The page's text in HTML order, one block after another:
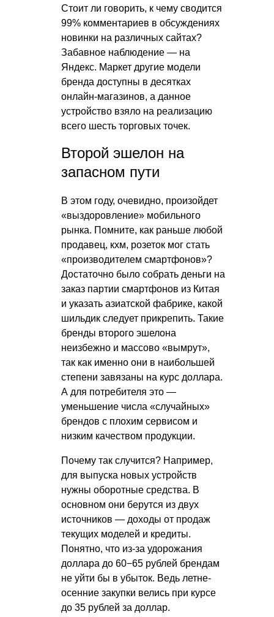
Стоит ли говорить, к чему сводится
99% комментариев в обсуждениях
новинки на различных сайтах?
Забавное наблюдение — на
Яндекс. Маркет другие модели
бренда доступны в десятках
онлайн-магазинов, а данное
устройство взяло на реализацию
всего шесть торговых точек.
Второй эшелон на
запасном пути
В этом году, очевидно, произойдет
«выздоровление» мобильного
рынка. Помните, как раньше любой
продавец, кхм, розеток мог стать
«производителем смартфонов»?
Достаточно было собрать деньги на
заказ партии смартфонов из Китая
и указать азиатской фабрике, какой
шильдик следует прикрепить. Такие
бренды второго эшелона
неизбежно и массово «вымрут»,
так как именно они в наибольшей
степени завязаны на курс доллара.
А для потребителя это —
уменьшение числа «случайных»
брендов с плохим сервисом и
низким качеством продукции.
Почему так случится? Например,
для выпуска новых устройств
нужны оборотные средства. В
основном они берутся из двух
источников — доходы от продаж
текущих моделей и кредиты.
Понятно, что из-за удорожания
доллара до 60−65 рублей брендам
не уйти бы в убыток. Ведь летне-
осенние закупки велись при курсе
до 35 рублей за доллар.